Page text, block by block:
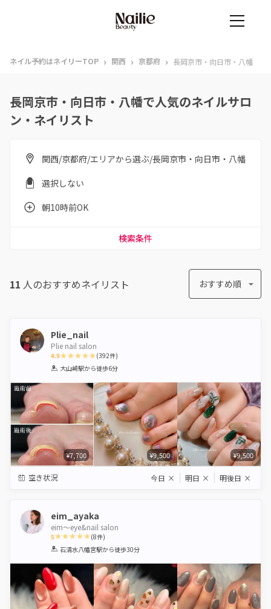
ネイル予約はネイリーTOP › 関西 › 京都府 › 長岡京市・向日市・八幡
長岡京市・向日市・八幡で人気のネイルサロ
ン・ネイリスト
関西/京都府/エリアから選ぶ/長岡京市・向日市・八幡
選択しない
朝10時前OK
検索条件
11 人のおすすめネイリスト おすすめ順
Plie_nail
Plie nail salon
4.9
1 2 3 4 5
(392件)
大山崎駅から徒歩6分
¥7,700 ¥9,500 ¥9,500
空き状況 今日 × 明日 × 明後日 ×
eim_ayaka
eim〜eye&nail salon
5
1 2 3 4 5
(8件)
石清水八幡宮駅から徒歩30分